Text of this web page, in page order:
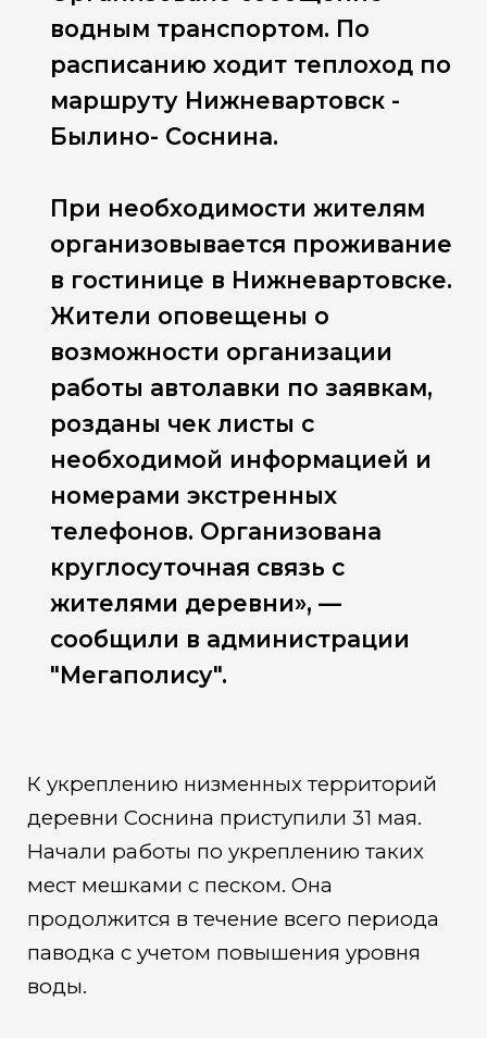
водным транспортом. По
расписанию ходит теплоход по
маршруту Нижневартовск -
Былино- Соснина.
При необходимости жителям
организовывается проживание
в гостинице в Нижневартовске.
Жители оповещены о
возможности организации
работы автолавки по заявкам,
розданы чек листы с
необходимой информацией и
номерами экстренных
телефонов. Организована
круглосуточная связь с
жителями деревни», —
сообщили в администрации
"Мегаполису".
К укреплению низменных территорий
деревни Соснина приступили 31 мая.
Начали работы по укреплению таких
мест мешками с песком. Она
продолжится в течение всего периода
паводка с учетом повышения уровня
воды.